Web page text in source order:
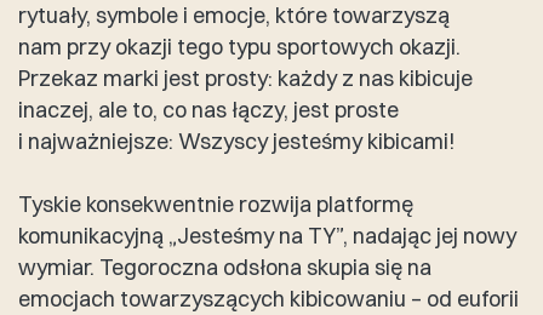
rytuały, symbole i emocje, które towarzyszą
nam przy okazji tego typu sportowych okazji.
Przekaz marki jest prosty: każdy z nas kibicuje
inaczej, ale to, co nas łączy, jest proste
i najważniejsze: Wszyscy jesteśmy kibicami!
Tyskie konsekwentnie rozwija platformę
komunikacyjną „Jesteśmy na TY”, nadając jej nowy
wymiar. Tegoroczna odsłona skupia się na
emocjach towarzyszących kibicowaniu – od euforii